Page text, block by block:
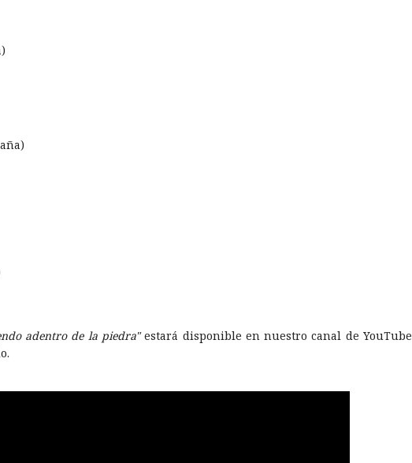
adentro de la piedra"estará disponible en nuestro canal de YouTube